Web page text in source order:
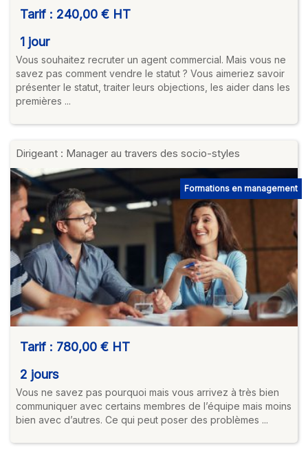
Tarif : 240,00 € HT
1 jour
Vous souhaitez recruter un agent commercial. Mais vous ne
savez pas comment vendre le statut ? Vous aimeriez savoir
présenter le statut, traiter leurs objections, les aider dans les
premières ...
Dirigeant : Manager au travers des socio-styles
Formations en management
Tarif : 780,00 € HT
2 jours
Vous ne savez pas pourquoi mais vous arrivez à très bien
communiquer avec certains membres de l’équipe mais moins
bien avec d’autres. Ce qui peut poser des problèmes ...